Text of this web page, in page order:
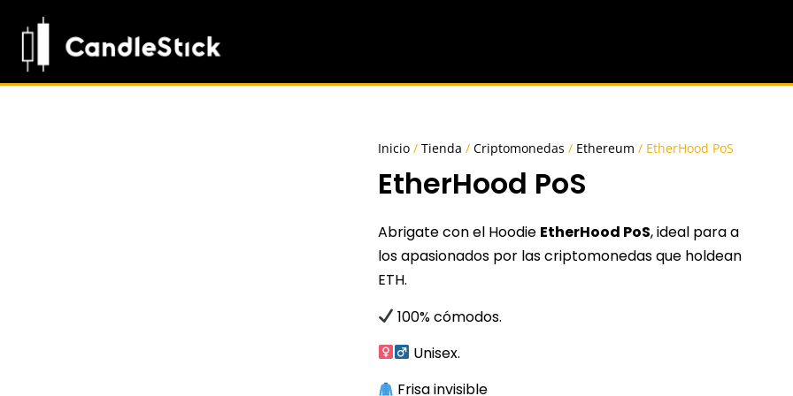
Inicio/ Tienda / Criptomonedas / Ethereum / EtherHood PoS
EtherHood PoS
Abrigate con el Hoodie EtherHood PoS, ideal para a
los apasionados por las criptomonedas que holdean
ETH.
100% cómodos.
Unisex.
Frisa invisible